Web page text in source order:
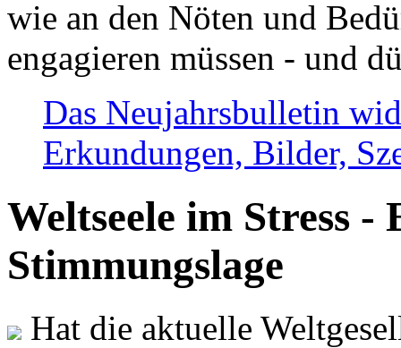
wie an den Nöten und
engagieren müssen - und
Das Neujahrsbulletin
Erkundungen, Bilder,
Weltseele im Stress -
Stimmungslage
Hat die aktuelle